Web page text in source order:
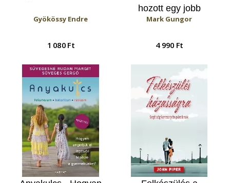
Gyökössy Endre
1 080 Ft
hozott egy jobb
házasságban!
Mark Gungor
4 990 Ft